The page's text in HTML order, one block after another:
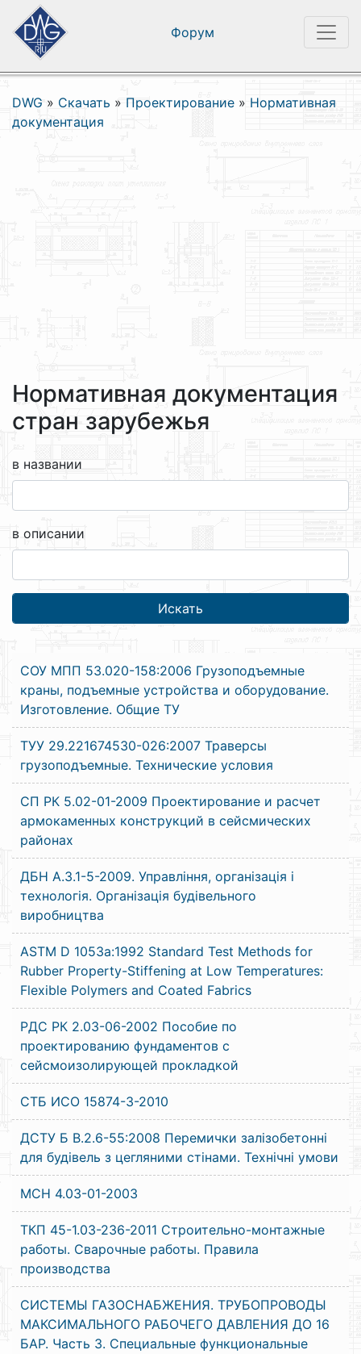
Форум
DWG » Скачать » Проектирование » Нормативная
документация
Нормативная документация
стран зарубежья
в названии
в описании
СОУ МПП 53.020-158:2006 Грузоподъемные
краны, подъемные устройства и оборудование.
Изготовление. Общие ТУ
ТУУ 29.221674530-026:2007 Траверсы
грузоподъемные. Технические условия
СП РК 5.02-01-2009 Проектирование и расчет
армокаменных конструкций в сейсмических
районах
ДБН А.3.1-5-2009. Управління, організація і
технологія. Організація будівельного
виробництва
ASTM D 1053a:1992 Standard Test Methods for
Rubber Property-Stiffening at Low Temperatures:
Flexible Polymers and Coated Fabrics
РДС РК 2.03-06-2002 Пособие по
проектированию фундаментов с
сейсмоизолирующей прокладкой
СТБ ИСО 15874-3-2010
ДСТУ Б В.2.6-55:2008 Перемички залізобетонні
для будівель з цегляними стінами. Технічні умови
МСН 4.03-01-2003
ТКП 45-1.03-236-2011 Строительно-монтажные
работы. Сварочные работы. Правила
производства
СИСТЕМЫ ГАЗОСНАБЖЕНИЯ. ТРУБОПРОВОДЫ
МАКСИМАЛЬНОГО РАБОЧЕГО ДАВЛЕНИЯ ДО 16
БАР. Часть 3. Специальные функциональные